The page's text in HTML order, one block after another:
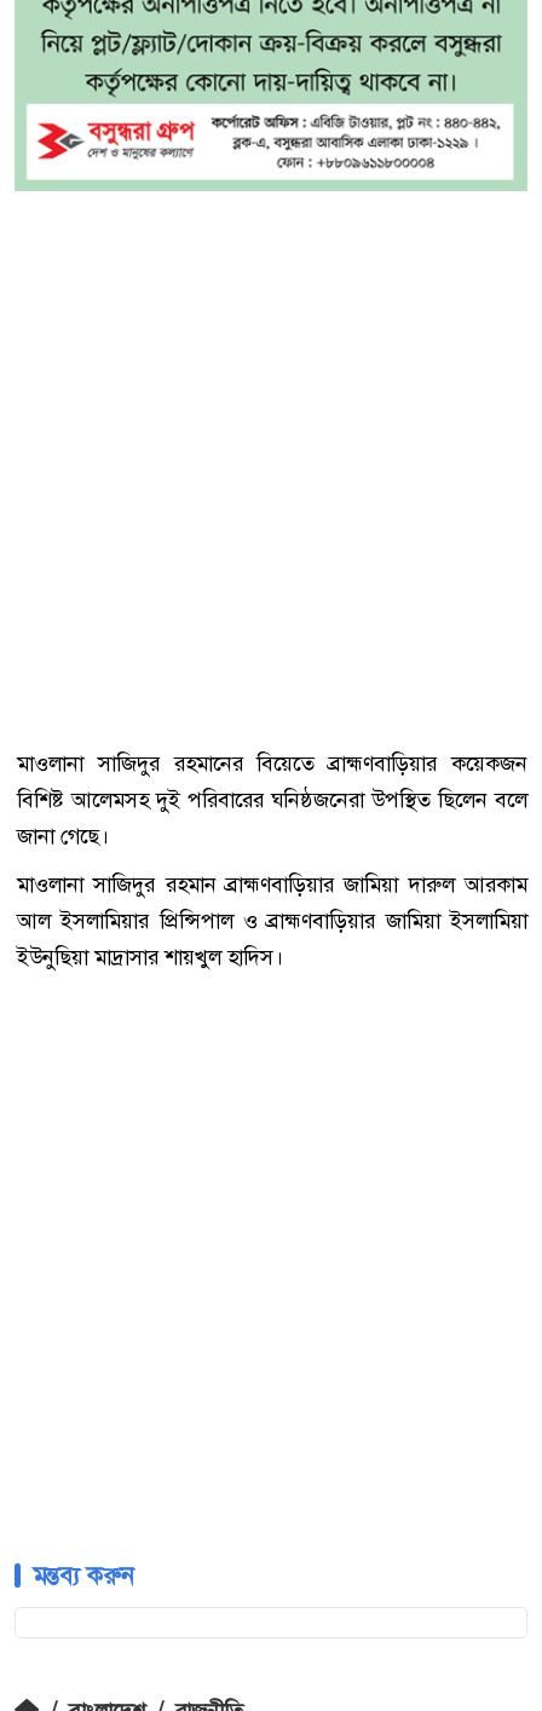
মাওলানা সাজিদুর রহমানের বিয়েতে ব্রাহ্মণবাড়িয়ার কয়েকজন
বিশিষ্ট আলেমসহ দুই পরিবারের ঘনিষ্ঠজনেরা উপস্থিত ছিলেন বলে
জানা গেছে।
মাওলানা সাজিদুর রহমান ব্রাহ্মণবাড়িয়ার জামিয়া দারুল আরকাম
আল ইসলামিয়ার প্রিন্সিপাল ও ব্রাহ্মণবাড়িয়ার জামিয়া ইসলামিয়া
ইউনুছিয়া মাদ্রাসার শায়খুল হাদিস।
মন্তব্য করুন